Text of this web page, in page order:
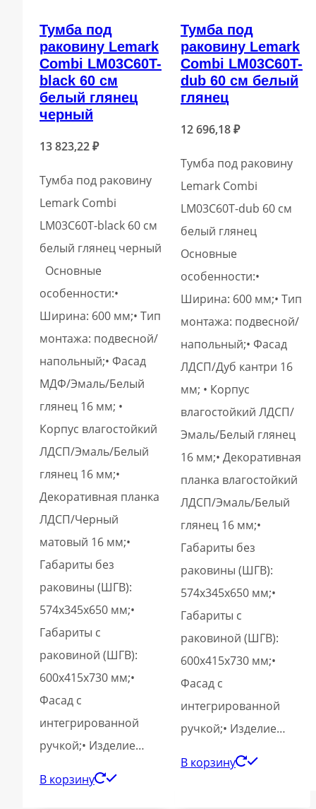
Тумба под
раковину Lemark
Combi LM03C60T-
black 60 см
белый глянец
черный
13 823,22₽
Тумба под раковину
Lemark Combi
LM03C60T-black 60 см
белый глянец черный
Основные
особенности:•
Ширина: 600 мм;• Тип
монтажа: подвесной/
напольный;• Фасад
МДФ/Эмаль/Белый
глянец 16 мм; •
Корпус влагостойкий
ЛДСП/Эмаль/Белый
глянец 16 мм;•
Декоративная планка
ЛДСП/Черный
матовый 16 мм;•
Габариты без
раковины (ШГВ):
574х345х650 мм;•
Габариты с
раковиной (ШГВ):
600х415х730 мм;•
Фасад с
интегрированной
ручкой;• Изделие…
В корзину
Тумба под
раковину Lemark
Combi LM03C60T-
dub 60 см белый
глянец
12 696,18₽
Тумба под раковину
Lemark Combi
LM03C60T-dub 60 см
белый глянец
Основные
особенности:•
Ширина: 600 мм;• Тип
монтажа: подвесной/
напольный;• Фасад
ЛДСП/Дуб кантри 16
мм; • Корпус
влагостойкий ЛДСП/
Эмаль/Белый глянец
16 мм;• Декоративная
планка влагостойкий
ЛДСП/Эмаль/Белый
глянец 16 мм;•
Габариты без
раковины (ШГВ):
574х345х650 мм;•
Габариты с
раковиной (ШГВ):
600х415х730 мм;•
Фасад с
интегрированной
ручкой;• Изделие…
В корзину